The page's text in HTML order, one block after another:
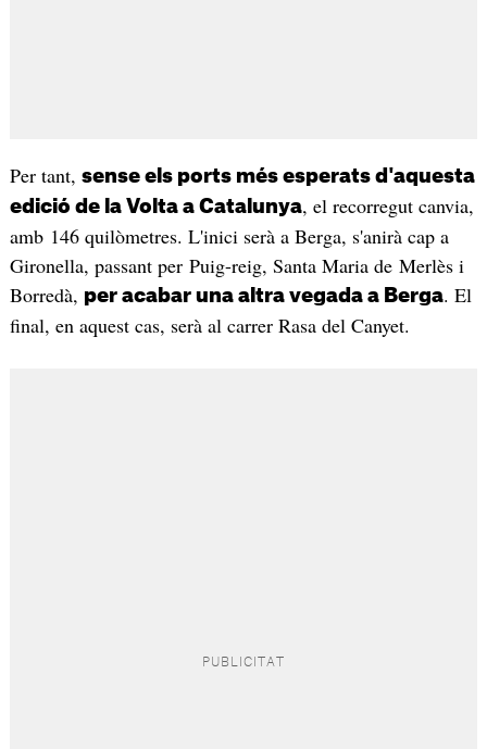
Per tant, sense els ports més esperats d'aquesta
edició de la Volta a Catalunya, el recorregut canvia,
amb 146 quilòmetres. L'inici serà a Berga, s'anirà cap a
Gironella, passant per Puig-reig, Santa Maria de Merlès i
Borredà, per acabar una altra vegada a Berga. El
final, en aquest cas, serà al carrer Rasa del Canyet.